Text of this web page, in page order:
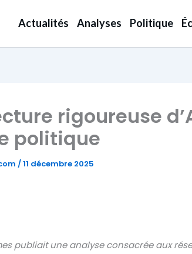
Actualités Analyses Politique
rigoureuse
politique
/11 décembre 2025
publiait une analyse consacrée aux